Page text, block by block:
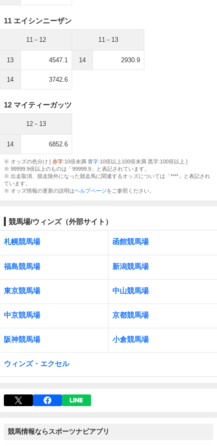
11 エイシンニーザン
11－12
13 4547.1
14 3742.6
11－13
14 2930.9
12 マイティーガッツ
12－13
14 6852.6
※ オッズの色分け [ 赤字:10倍未満 青字:10倍以上100倍未満 黒字:100倍以上 ]
※ 99999.9倍以上のものは「99999.9」と表記されています。
※ 出走取消、競走除外になった競走馬に関連するオッズについては「****」と表記され
ています。
※ オッズ情報の更新の説明はヘルプページをご参照ください。
競馬場/ウィンズ（外部サイト）
札幌競馬場 函館競馬場
福島競馬場 新潟競馬場
東京競馬場 中山競馬場
中京競馬場 京都競馬場
阪神競馬場 小倉競馬場
ウィンズ・エクセル
競馬情報ならスポーツナビアプリ